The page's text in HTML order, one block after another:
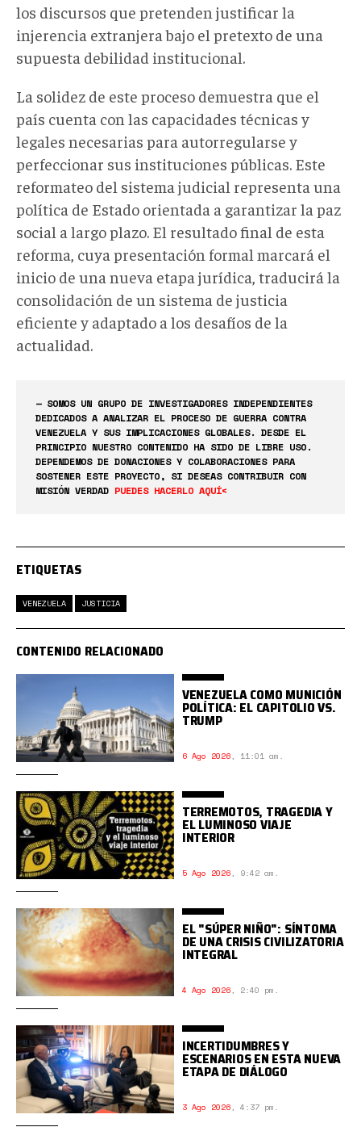
los discursos que pretenden justificar la
injerencia extranjera bajo el pretexto de una
supuesta debilidad institucional.
La solidez de este proceso demuestra que el
país cuenta con las capacidades técnicas y
legales necesarias para autorregularse y
perfeccionar sus instituciones públicas. Este
reformateo del sistema judicial representa una
política de Estado orientada a garantizar la paz
social a largo plazo. El resultado final de esta
reforma, cuya presentación formal marcará el
inicio de una nueva etapa jurídica, traducirá la
consolidación de un sistema de justicia
eficiente y adaptado a los desafíos de la
actualidad.
— SOMOS UN GRUPO DE INVESTIGADORES INDEPENDIENTES
DEDICADOS A ANALIZAR EL PROCESO DE GUERRA CONTRA
VENEZUELA Y SUS IMPLICACIONES GLOBALES. DESDE EL
PRINCIPIO NUESTRO CONTENIDO HA SIDO DE LIBRE USO.
DEPENDEMOS DE DONACIONES Y COLABORACIONES PARA
SOSTENER ESTE PROYECTO, SI DESEAS CONTRIBUIR CON
MISIÓN VERDAD PUEDES HACERLO AQUÍ<
ETIQUETAS
VENEZUELA JUSTICIA
CONTENIDO RELACIONADO
VENEZUELA COMO MUNICIÓN
POLÍTICA: EL CAPITOLIO VS.
TRUMP
6 Ago 2026, 11:01 am.
TERREMOTOS, TRAGEDIA Y
EL LUMINOSO VIAJE
INTERIOR
5 Ago 2026, 9:42 am.
EL "SÚPER NIÑO": SÍNTOMA
DE UNA CRISIS CIVILIZATORIA
INTEGRAL
4 Ago 2026, 2:40 pm.
INCERTIDUMBRES Y
ESCENARIOS EN ESTA NUEVA
ETAPA DE DIÁLOGO
3 Ago 2026, 4:37 pm.